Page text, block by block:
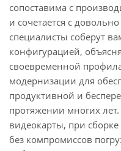
сопоставима с
и сочетается с
специалисты соберут
конфигурацией,
своевременной
модернизации для
продуктивной и
протяжении многих
видеокарты, при
без компромиссов